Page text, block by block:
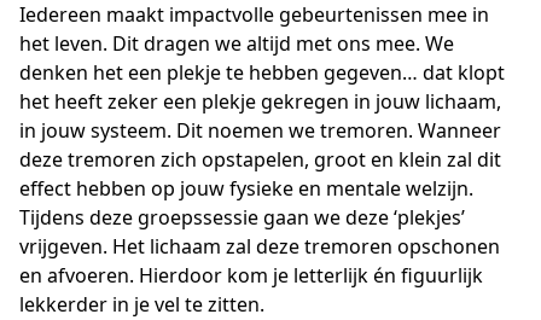
Iedereen maakt impactvolle gebeurtenissen mee in
het leven. Dit dragen we altijd met ons mee. We
denken het een plekje te hebben gegeven… dat klopt
het heeft zeker een plekje gekregen in jouw lichaam,
in jouw systeem. Dit noemen we tremoren. Wanneer
deze tremoren zich opstapelen, groot en klein zal dit
effect hebben op jouw fysieke en mentale welzijn.
Tijdens deze groepssessie gaan we deze ‘plekjes’
vrijgeven. Het lichaam zal deze tremoren opschonen
en afvoeren. Hierdoor kom je letterlijk én figuurlijk
lekkerder in je vel te zitten.